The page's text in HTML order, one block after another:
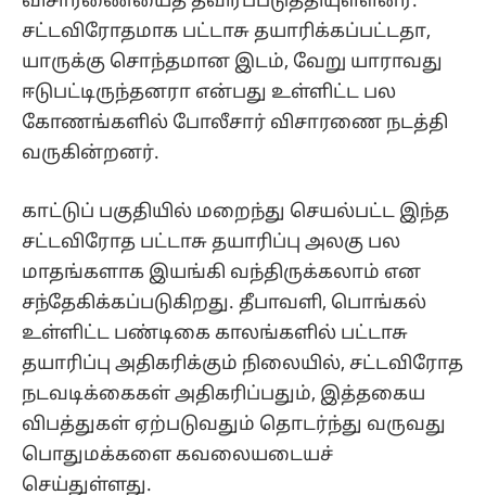
சட்டவிரோதமாக பட்டாசு தயாரிக்கப்பட்டதா,
யாருக்கு சொந்தமான இடம், வேறு யாராவது
ஈடுபட்டிருந்தனரா என்பது உள்ளிட்ட பல
கோணங்களில் போலீசார் விசாரணை நடத்தி
வருகின்றனர்.
காட்டுப் பகுதியில் மறைந்து செயல்பட்ட இந்த
சட்டவிரோத பட்டாசு தயாரிப்பு அலகு பல
மாதங்களாக இயங்கி வந்திருக்கலாம் என
சந்தேகிக்கப்படுகிறது. தீபாவளி, பொங்கல்
உள்ளிட்ட பண்டிகை காலங்களில் பட்டாசு
தயாரிப்பு அதிகரிக்கும் நிலையில், சட்டவிரோத
நடவடிக்கைகள் அதிகரிப்பதும், இத்தகைய
விபத்துகள் ஏற்படுவதும் தொடர்ந்து வருவது
பொதுமக்களை கவலையடையச்
செய்துள்ளது.